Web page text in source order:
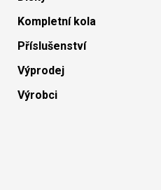
Kompletní kola
Příslušenství
Výprodej
Výrobci